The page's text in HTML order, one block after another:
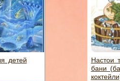
детей
Настои
бани